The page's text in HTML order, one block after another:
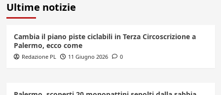
Ultime notizie
Cambia il piano piste ciclabili in Terza Circoscrizione a
Palermo, ecco come
Redazione PL 11 Giugno 2026 0